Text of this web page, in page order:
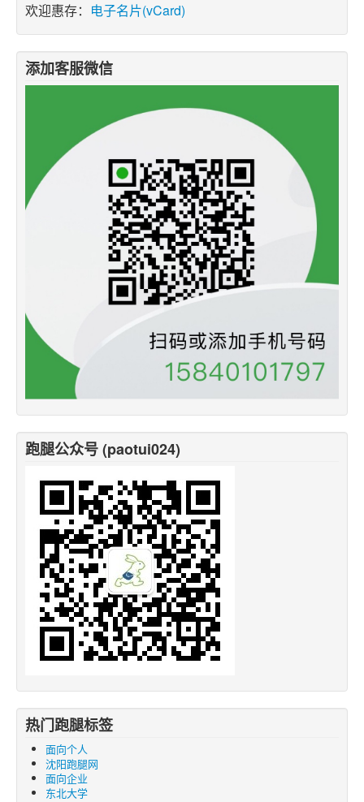
欢迎惠存： 电子名片(vCard)
添加客服微信
跑腿公众号 (paotui024)
热门跑腿标签
面向个人
沈阳跑腿网
面向企业
东北大学